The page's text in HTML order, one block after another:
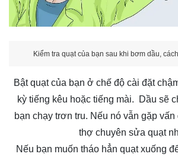
Kiểm tra quạt của bạn sau khi bơm dầu,
Bật quạt của bạn ở chế độ cài đặt
kỳ tiếng kêu hoặc tiếng mài. Dầu sẽ
bạn chạy trơn tru. Nếu nó vẫn gặp
thợ chuyên sửa quạt
Nếu bạn muốn tháo hẳn quạt xuống